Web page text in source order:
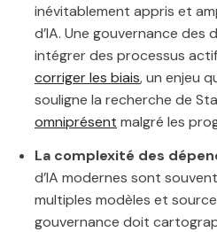
inévitablement appris et
d’IA. Une gouvernance
intégrer des processus
corriger les biais, un enjeu
souligne la recherche de
omniprésent malgré les
La complexité des
d’IA modernes sont
multiples modèles et
gouvernance doit